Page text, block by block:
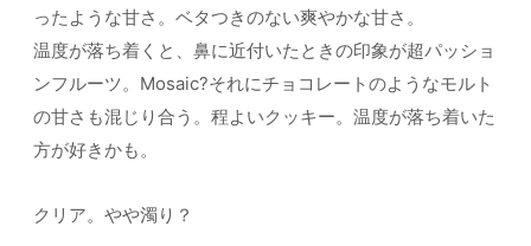
ったような甘さ。ベタつきのない爽やかな甘さ。
温度が落ち着くと、鼻に近付いたときの印象が超パッショ
ンフルーツ。Mosaic?それにチョコレートのようなモルト
の甘さも混じり合う。程よいクッキー。温度が落ち着いた
方が好きかも。
クリア。やや濁り？